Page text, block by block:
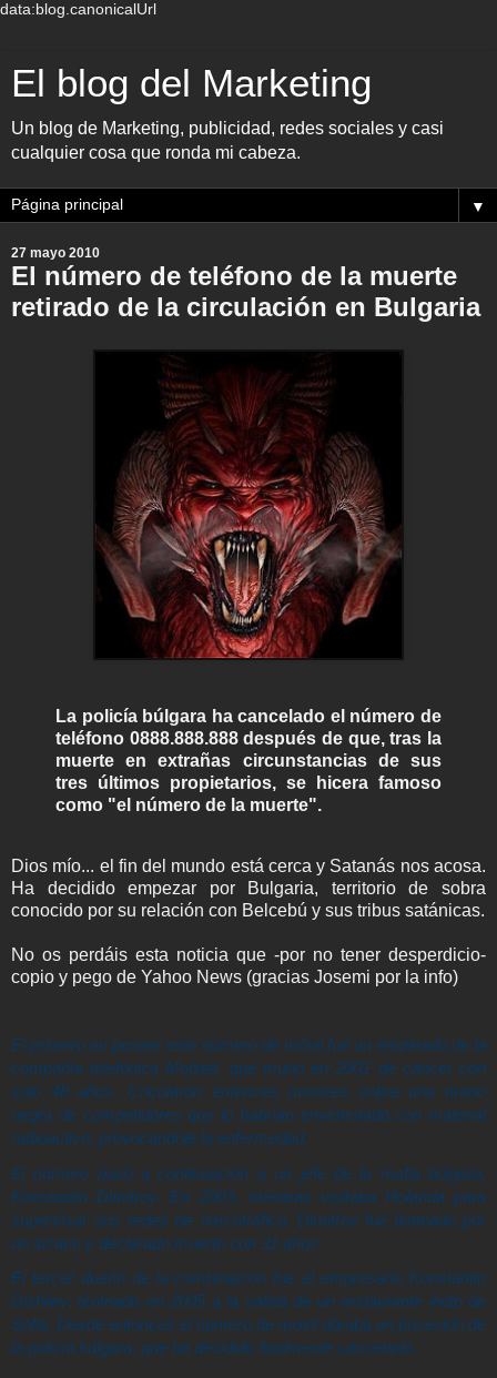
data:blog.canonicalUrl
El blog del Marketing
Un blog de Marketing, publicidad, redes sociales y casi
cualquier cosa que ronda mi cabeza.
▼
27 mayo 2010
El número de teléfono de la muerte
retirado de la circulación en Bulgaria
La policía búlgara ha cancelado el número de
teléfono 0888.888.888 después de que, tras la
muerte en extrañas circunstancias de sus
tres últimos propietarios, se hicera famoso
como "el número de la muerte".
Dios mío... el fin del mundo está cerca y Satanás nos acosa.
Ha decidido empezar por Bulgaria, territorio de sobra
conocido por su relación con Belcebú y sus tribus satánicas.
No os perdáis esta noticia que -por no tener desperdicio-
copio y pego de Yahoo News (gracias Josemi por la info)
El primero en poseer este número de móvil fue un empleado de la
compañía telefónica Mobitel, que murió en 2001 de cáncer con
sólo 48 años. Cricularon entonces rumores sobre una mano
negra de competidores que lo habrían envenenado con material
radioactivo, provocándole la enfermedad.
El número pasó a continuación a un jefe de la mafia búlgara,
Konstantin Dimitrov. En 2003, mientras visitaba Holanda para
supervisar sus redes de narcotráfico, Dimitrov fue tiroteado por
un sicario y declarado muerto con 31 años.
El tercer dueño de la combinación fue el empresario Konstantin
Dishliev, tiroteado en 2005 a la salida de un restaurante indio de
Sofia. Desde entonces el número de movil obraba en posesión de
la policía búlgara, que ha decidido finalmente cancelarlo.